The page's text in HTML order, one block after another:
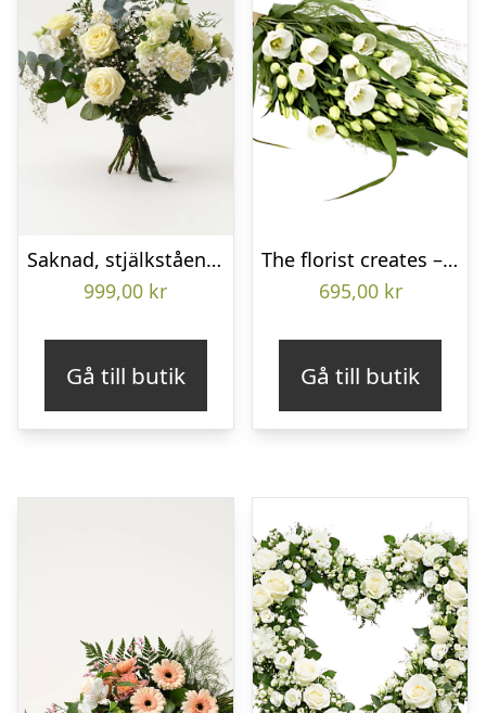
Saknad, stjälkstående bukett
999,00 kr
Gå till butik
The florist creates – Funeral bouquet
695,00 kr
Gå till butik